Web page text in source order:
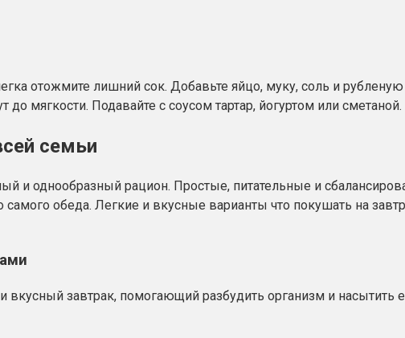
отожмите лишний сок. Добавьте яйцо, муку, соль и
до мягкости. Подавайте с соусом тартар, йогуртом или сметаной.
семьи
и однообразный рацион. Простые, питательные и
обеда. Легкие и вкусные варианты что покушать на
вкусный завтрак, помогающий разбудить организм и